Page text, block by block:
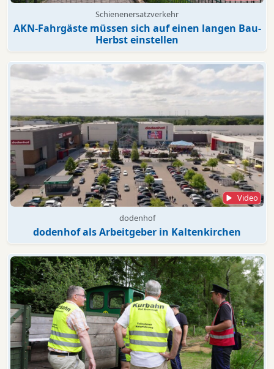
Schienenersatzverkehr
AKN-Fahrgäste müssen sich auf einen langen Bau-
Herbst einstellen
Video
dodenhof
dodenhof als Arbeitgeber in Kaltenkirchen